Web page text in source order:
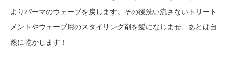
よりパーマのウェーブを戻します。その後洗い流さないトリート
メントやウェーブ用のスタイリング剤を髪になじませ、あとは自
然に乾かします！